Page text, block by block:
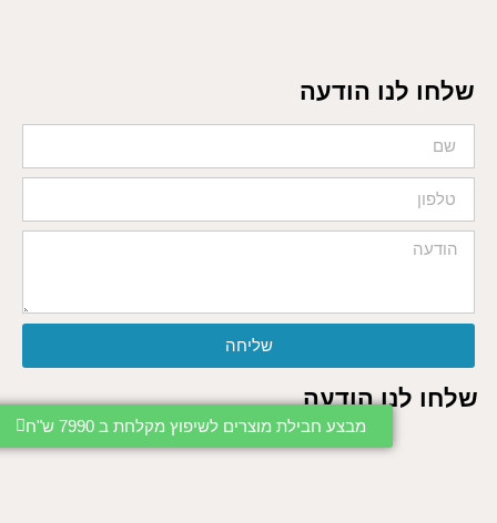
מבצע חבילת מוצרים לשיפוץ מקלחת ב 7990 ש"ח
שלחו לנו הודעה
שליחה
שלחו לנו הודעה